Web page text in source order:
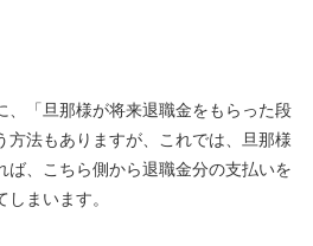
「旦那様が将来退職金をもらった段
方法もありますが、これでは、旦那様
ば、こちら側から退職金分の支払いを
まいます。